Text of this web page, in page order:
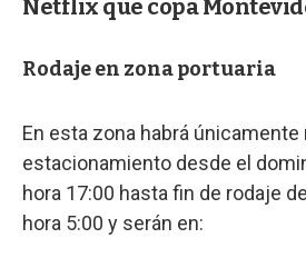
Netflix que copa
Rodaje en zona portuaria
En esta zona habrá únicamente
estacionamiento desde el
hora 17:00 hasta fin de rodaje
hora 5:00 y serán en: